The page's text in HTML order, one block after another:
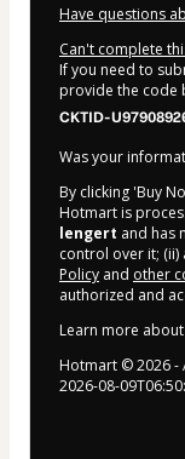
Have questions
Can't complete
If you need to
provide the code
CKTID-
Was your
By clicking 'Buy
Hotmart is
lengert and has
control over it; (ii)
Policy and other
authorized and
Learn more
Hotmart ©2026-
2026-08-